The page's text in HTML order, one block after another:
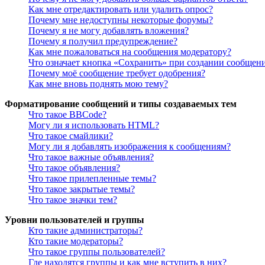
Как мне отредактировать или удалить опрос?
Почему мне недоступны некоторые форумы?
Почему я не могу добавлять вложения?
Почему я получил предупреждение?
Как мне пожаловаться на сообщения модератору?
Что означает кнопка «Сохранить» при создании
Почему моё сообщение требует одобрения?
Как мне вновь поднять мою тему?
Форматирование сообщений и типы создаваемых тем
Что такое BBCode?
Могу ли я использовать HTML?
Что такое смайлики?
Могу ли я добавлять изображения к сообщениям?
Что такое важные объявления?
Что такое объявления?
Что такое прилепленные темы?
Что такое закрытые темы?
Что такое значки тем?
Уровни пользователей и группы
Кто такие администраторы?
Кто такие модераторы?
Что такое группы пользователей?
Где находятся группы и как мне вступить в них?